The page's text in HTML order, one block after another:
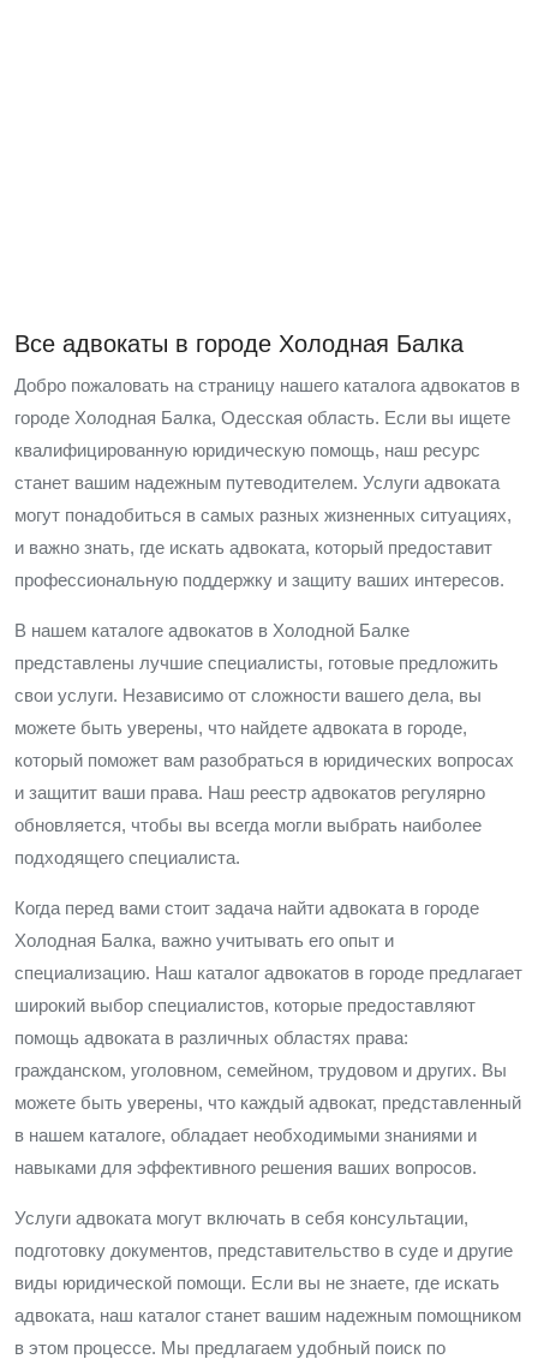
Все адвокаты в городе Холодная Балка
Добро пожаловать на страницу нашего каталога адвокатов в
городе Холодная Балка, Одесская область. Если вы ищете
квалифицированную юридическую помощь, наш ресурс
станет вашим надежным путеводителем. Услуги адвоката
могут понадобиться в самых разных жизненных ситуациях,
и важно знать, где искать адвоката, который предоставит
профессиональную поддержку и защиту ваших интересов.
В нашем каталоге адвокатов в Холодной Балке
представлены лучшие специалисты, готовые предложить
свои услуги. Независимо от сложности вашего дела, вы
можете быть уверены, что найдете адвоката в городе,
который поможет вам разобраться в юридических вопросах
и защитит ваши права. Наш реестр адвокатов регулярно
обновляется, чтобы вы всегда могли выбрать наиболее
подходящего специалиста.
Когда перед вами стоит задача найти адвоката в городе
Холодная Балка, важно учитывать его опыт и
специализацию. Наш каталог адвокатов в городе предлагает
широкий выбор специалистов, которые предоставляют
помощь адвоката в различных областях права:
гражданском, уголовном, семейном, трудовом и других. Вы
можете быть уверены, что каждый адвокат, представленный
в нашем каталоге, обладает необходимыми знаниями и
навыками для эффективного решения ваших вопросов.
Услуги адвоката могут включать в себя консультации,
подготовку документов, представительство в суде и другие
виды юридической помощи. Если вы не знаете, где искать
адвоката, наш каталог станет вашим надежным помощником
в этом процессе. Мы предлагаем удобный поиск по